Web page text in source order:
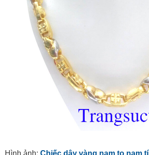
Hình ảnh: Chiếc dây vàng nam to nam